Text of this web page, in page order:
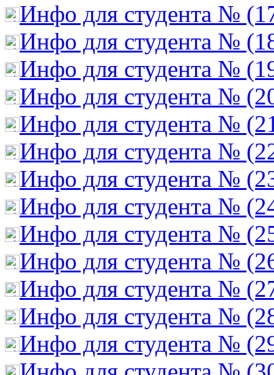
Инфо для студента №
Инфо для студента №
Инфо для студента №
Инфо для студента №
Инфо для студента №
Инфо для студента №
Инфо для студента №
Инфо для студента №
Инфо для студента №
Инфо для студента №
Инфо для студента №
Инфо для студента №
Инфо для студента №